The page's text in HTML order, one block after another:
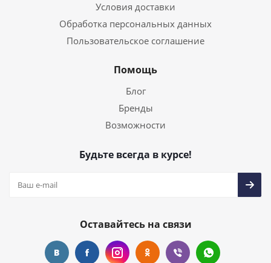
Условия доставки
Обработка персональных данных
Пользовательское соглашение
Помощь
Блог
Бренды
Возможности
Будьте всегда в курсе!
Оставайтесь на связи